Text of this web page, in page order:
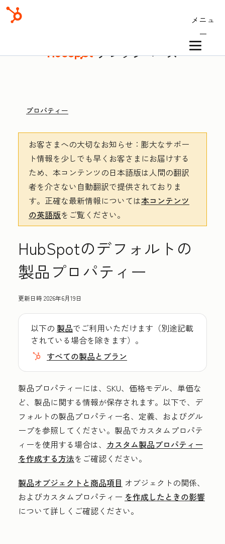
メニュ
ー
ナレッジベース
プロパティー
お客さまへの大切なお知らせ ：膨大なサポー
ト情報を少しでも早くお客さまにお届けする
ため、本コンテンツの日本語版は人間の翻訳
者を介さない自動翻訳で提供されておりま
す。 正確な最新情報については本コンテンツ
の英語版をご覧ください。
HubSpotのデフォルトの
製品プロパティー
更新日時2026年6月19日
以下の 製品でご利用いただけます（別途記載
されている場合を除きます）。
すべての製品とプラン
製品プロパティーには、SKU、価格モデル、単価な
ど、製品に関する情報が保存されます。以下で、デ
フォルトの製品プロパティー名、定義、およびグル
ープを参照してください。製品でカスタムプロパテ
ィーを使用する場合は、 カスタム製品プロパティー
を作成する方法をご確認ください。
製品オブジェクトと商品項目 オブジェクトの関係、
およびカスタムプロパティー を作成したときの影響
について詳しくご確認ください。